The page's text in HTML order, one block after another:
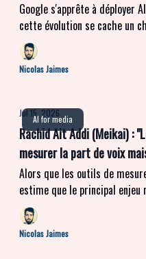
Google s'apprête à déployer
cette évolution se cache un
suffira plus d'être bien
réputation, mesure de la
plusieurs spécialistes du
avant la rentrée.
Nicolas Jaimes
AI for media
Jul 15, 2026
Rachid Ait Addi (Meikai) :
mesurer la part de voix
suivre"
Alors que les outils de
estime que le principal
des parts de voix, mais la
réellement représentatif des
expliquent pourquoi ils
Nicolas Jaimes